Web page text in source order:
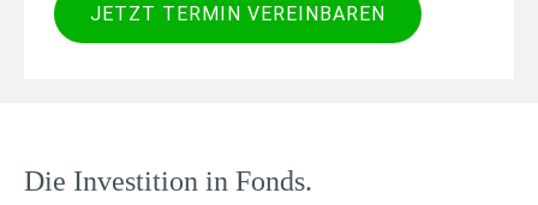
JETZT TERMIN VEREINBAREN (ÖFFNET IN
Die Investition in Fonds.